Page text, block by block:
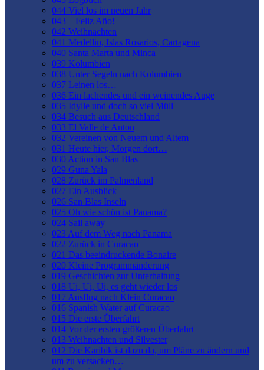
044 Viel los im neuen Jahr
043 – Feliz Año!
042 Weihnachten
041 Medellin, Islas Rosarios, Cartagena
040 Santa Marta und Minca
039 Kolumbien
038 Unter Segeln nach Kolumbien
037 Leinen los…
036 Ein lachendes und ein weinendes Auge
035 Idylle und doch so viel Müll
034 Besuch aus Deutschland
033 El Valle de Anton
032 Vereinen von Neuem und Altem
031 Heute hier, Morgen dort…
030 Action in San Blas
029 Guna Yala
028 Zurück im Palmenland
027 Ein Ausblick
026 San Blas Inseln
025 Oh wie schön ist Panama?
024 Sail away
023 Auf dem Weg nach Panama
022 Zurück in Curacao
021 Das beeindruckende Bonaire
020 Kleine Programmänderung
019 Geschichten zur Unterhaltung
018 Ui, Ui, Ui, es geht wieder los
017 Ausflug nach Klein Curacao
016 Spanish Water auf Curacao
015 Die erste Überfahrt
014 Vor der ersten größeren Überfahrt
013 Weihnachten und Silvester
012 Die Karibik ist dazu da, um Pläne zu ändern und
um zu versacken…